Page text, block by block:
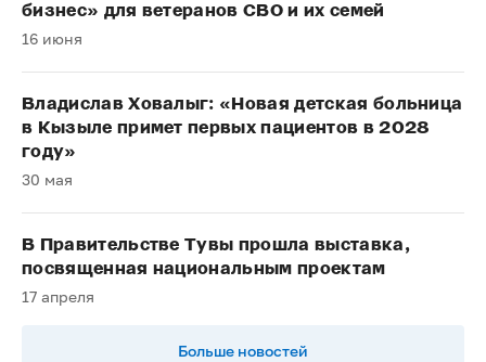
бизнес» для ветеранов СВО и их семей
16 июня
Владислав Ховалыг: «Новая детская больница
в Кызыле примет первых пациентов в 2028
году»
30 мая
В Правительстве Тувы прошла выставка,
посвященная национальным проектам
17 апреля
Больше новостей